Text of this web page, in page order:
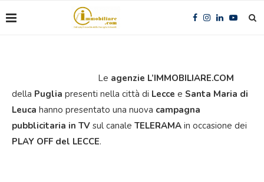
Le agenzie L’IMMOBILIARE.COM
della Puglia presenti nella città di Lecce e Santa Maria di
Leuca hanno presentato una nuova campagna
pubblicitaria in TV sul canale TELERAMA in occasione dei
PLAY OFF del LECCE.